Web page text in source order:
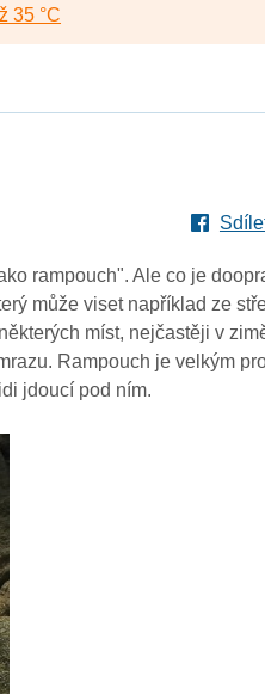
35 °C
rampouch". Ale co je
může viset například ze
míst, nejčastěji v
Rampouch je velkým
jdoucí pod ním.